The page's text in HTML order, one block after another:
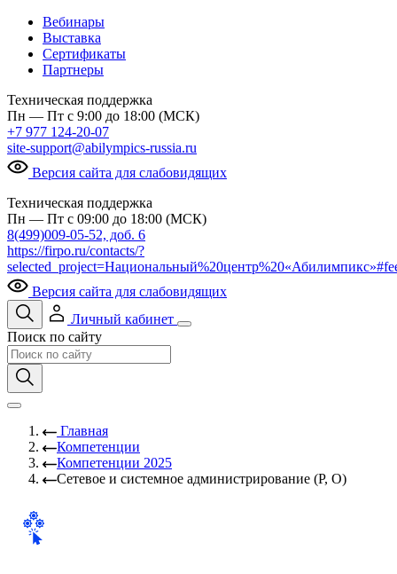
Вебинары
Выставка
Сертификаты
Партнеры
Техническая поддержка
Пн — Пт с 9:00 до 18:00 (МСК)
+7 977 124-20-07
site-support@abilympics-russia.ru
Версия сайта для слабовидящих
Техническая поддержка
Пн — Пт с 09:00 до 18:00 (МСК)
8(499)009-05-52, доб. 6
https://firpo.ru/contacts/?
Версия сайта для слабовидящих
Личный кабинет
Поиск по сайту
Главная
Компетенции
Компетенции 2025
Сетевое и системное администрирование (Р, О)